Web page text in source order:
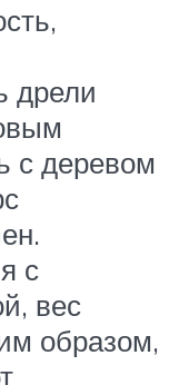
дрели
с деревом
с
вес
образом,